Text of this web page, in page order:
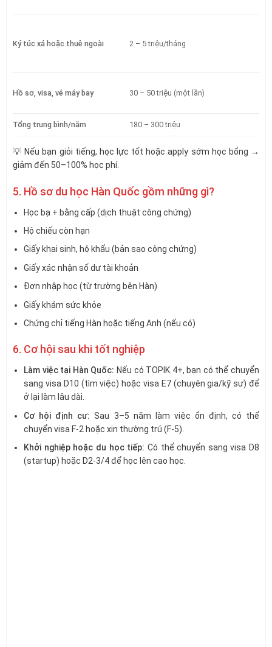
Ký túc xá hoặc thuê ngoài 2 – 5 triệu/tháng
Hồ sơ, visa, vé máy bay 30 – 50 triệu (một lần)
Tổng trung bình/năm 180 – 300 triệu
💡 Nếu bạn giỏi tiếng, học lực tốt hoặc apply sớm học bổng →
giảm đến 50–100% học phí.
5. Hồ sơ du học Hàn Quốc gồm những gì?
Học bạ + bằng cấp (dịch thuật công chứng)
Hộ chiếu còn hạn
Giấy khai sinh, hộ khẩu (bản sao công chứng)
Giấy xác nhận số dư tài khoản
Đơn nhập học (từ trường bên Hàn)
Giấy khám sức khỏe
Chứng chỉ tiếng Hàn hoặc tiếng Anh (nếu có)
6. Cơ hội sau khi tốt nghiệp
Làm việc tại Hàn Quốc: Nếu có TOPIK 4+, bạn có thể chuyển
sang visa D10 (tìm việc) hoặc visa E7 (chuyên gia/kỹ sư) để
ở lại làm lâu dài.
Cơ hội định cư: Sau 3–5 năm làm việc ổn định, có thể
chuyển visa F-2 hoặc xin thường trú (F-5).
Khởi nghiệp hoặc du học tiếp: Có thể chuyển sang visa D8
(startup) hoặc D2-3/4 để học lên cao học.